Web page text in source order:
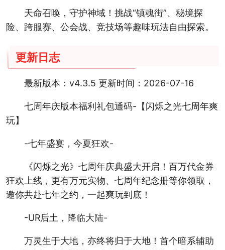
天命召唤，守护神域！挑战“镇魂街”、秘境探
险、跨服赛、公会战、竞技场等趣味玩法自由探索。
更新日志
最新版本：v4.3.5 更新时间：2026-07-16
七周年庆版本福利礼包通码-【闪烁之光七周年爽
玩】
-七年盛宴，今夏狂欢-
《闪烁之光》七周年庆典盛大开启！百万代金券
狂欢上线，更有万元实物、七周年纪念册等你领取，
邀你共赴七年之约，一起爽玩到底！
-UR后土，降临大陆-
万灵生于大地，亦终将归于大地！首个暗系辅助